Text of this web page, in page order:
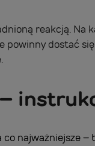
reakcją. Na
powinny dostać
najważniejsze –